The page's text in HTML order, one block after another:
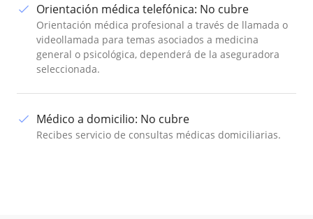
Orientación médica telefónica: No cubre
Orientación médica profesional a través de llamada o
videollamada para temas asociados a medicina
general o psicológica, dependerá de la aseguradora
seleccionada.
Médico a domicilio: No cubre
Recibes servicio de consultas médicas domiciliarias.